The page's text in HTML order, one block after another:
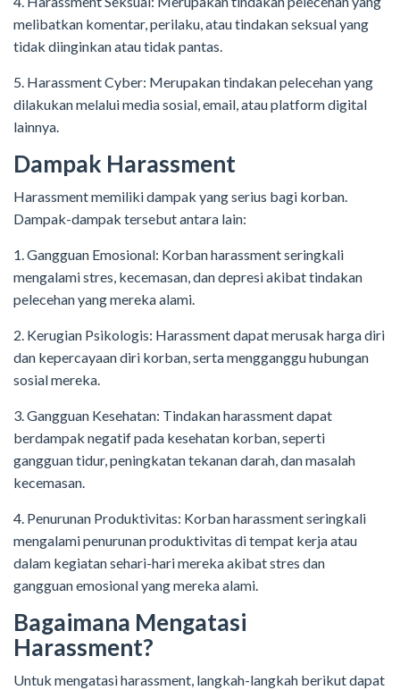
melibatkan komentar, perilaku, atau tindakan seksual yang
tidak diinginkan atau tidak pantas.
5. Harassment Cyber: Merupakan tindakan pelecehan yang
dilakukan melalui media sosial, email, atau platform digital
lainnya.
Dampak Harassment
Harassment memiliki dampak yang serius bagi korban.
Dampak-dampak tersebut antara lain:
1. Gangguan Emosional: Korban harassment seringkali
mengalami stres, kecemasan, dan depresi akibat tindakan
pelecehan yang mereka alami.
2. Kerugian Psikologis: Harassment dapat merusak harga diri
dan kepercayaan diri korban, serta mengganggu hubungan
sosial mereka.
3. Gangguan Kesehatan: Tindakan harassment dapat
berdampak negatif pada kesehatan korban, seperti
gangguan tidur, peningkatan tekanan darah, dan masalah
kecemasan.
4. Penurunan Produktivitas: Korban harassment seringkali
mengalami penurunan produktivitas di tempat kerja atau
dalam kegiatan sehari-hari mereka akibat stres dan
gangguan emosional yang mereka alami.
Bagaimana Mengatasi
Harassment?
Untuk mengatasi harassment, langkah-langkah berikut dapat